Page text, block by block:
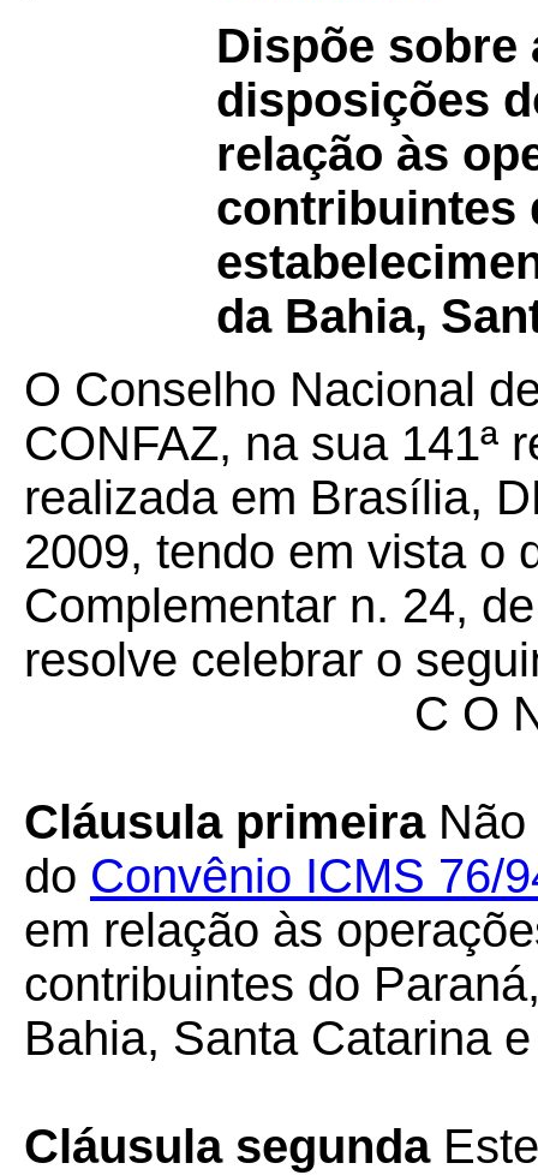
Dispõe sobre
disposições
relação às
contribuintes
da Bahia,
O Conselho Nacional
CONFAZ, na sua 141ª
realizada em Brasília,
2009, tendo em vista o
Complementar n. 24,
resolve celebrar o
C O
Cláusula primeiraNão
do Convênio ICMS 76/
em relação às
contribuintes do
Bahia, Santa Catarina
Cláusula segunda